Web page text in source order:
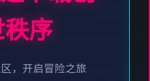
秩序
，开启冒险之旅